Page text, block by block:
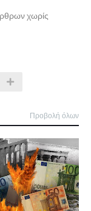
χωρίς
Προβολή όλων